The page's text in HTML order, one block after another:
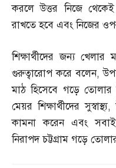
করলে উত্তর নিজে
রাখতে হবে এবং নিজের
শিক্ষার্থীদের জন্য
গুরুত্বারোপ করে বলেন,
মাঠ হিসেবে গড়ে তোলার
মেয়র শিক্ষার্থীদের সুস্বাস্থ্য,
কামনা করেন এবং
নিরাপদ চট্টগ্রাম গড়ে